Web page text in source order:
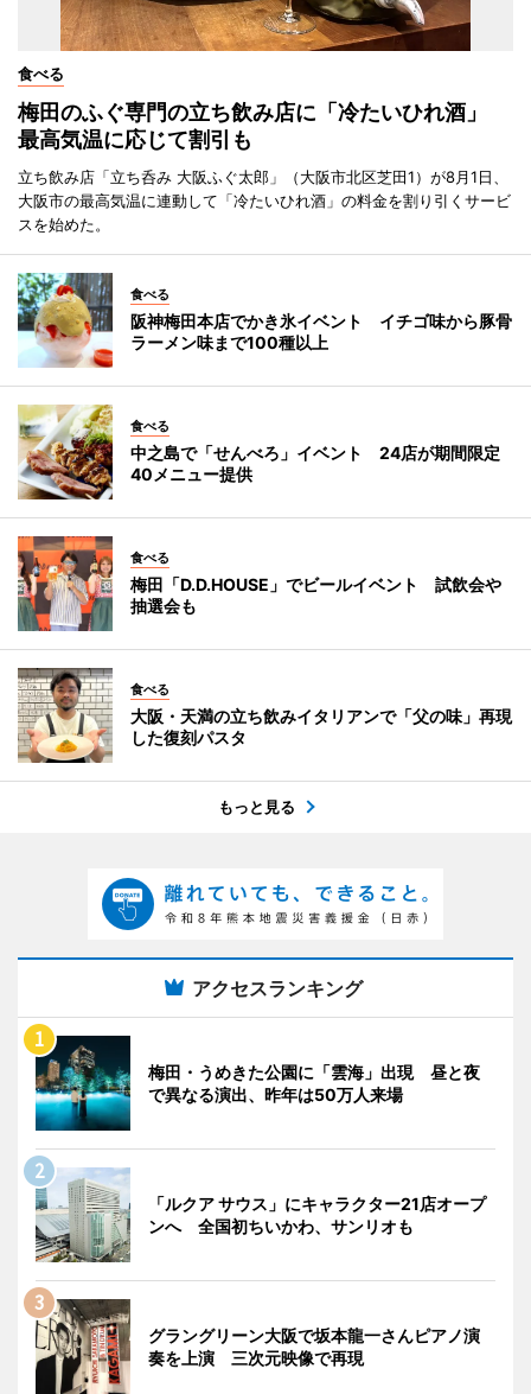
食べる
梅田のふぐ専門の立ち飲み店に「冷たいひれ酒」
最高気温に応じて割引も
立ち飲み店「立ち呑み 大阪ふぐ太郎」（大阪市北区芝田1）が8月1日、
大阪市の最高気温に連動して「冷たいひれ酒」の料金を割り引くサービ
スを始めた。
食べる
阪神梅田本店でかき氷イベント イチゴ味から豚骨
ラーメン味まで100種以上
食べる
中之島で「せんべろ」イベント 24店が期間限定
40メニュー提供
食べる
梅田「D.D.HOUSE」でビールイベント 試飲会や
抽選会も
食べる
大阪・天満の立ち飲みイタリアンで「父の味」再現
した復刻パスタ
もっと見る
アクセスランキング
梅田・うめきた公園に「雲海」出現 昼と夜
で異なる演出、昨年は50万人来場
「ルクア サウス」にキャラクター21店オープ
ンへ 全国初ちいかわ、サンリオも
グラングリーン大阪で坂本龍一さんピアノ演
奏を上演 三次元映像で再現